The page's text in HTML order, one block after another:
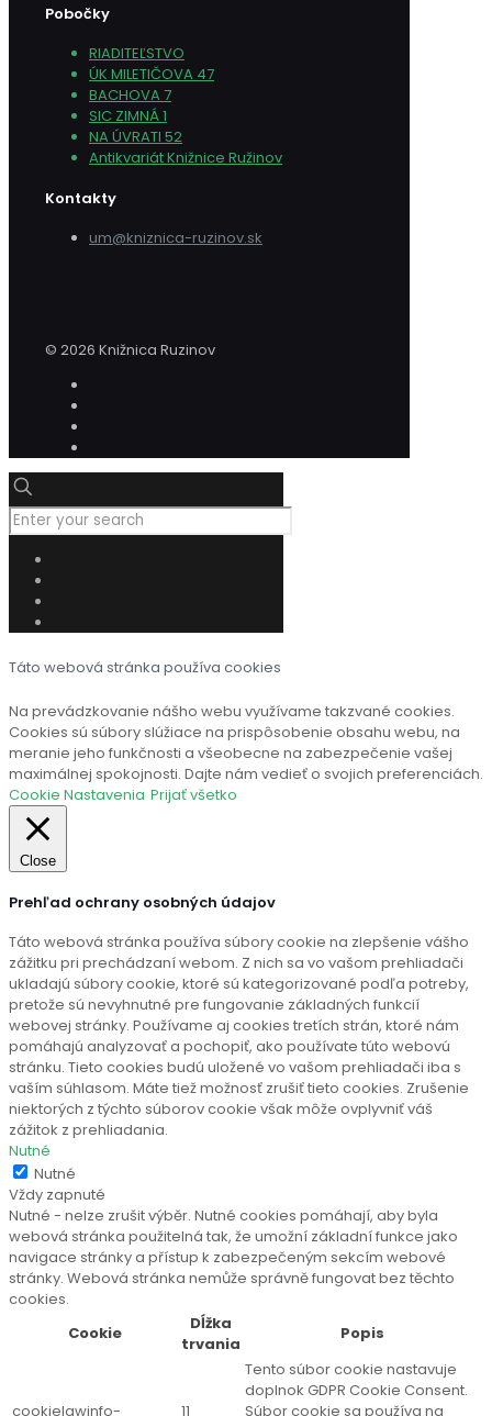
Pobočky
RIADITEĽSTVO
ÚK MILETIČOVA 47
BACHOVA 7
SIC ZIMNÁ 1
NA ÚVRATI 52
Antikvariát Knižnice Ružinov
Kontakty
um@kniznica-ruzinov.sk
© 2026 Knižnica Ruzinov
Táto webová stránka používa cookies
Na prevádzkovanie nášho webu využívame takzvané cookies.
Cookies sú súbory slúžiace na prispôsobenie obsahu webu, na
meranie jeho funkčnosti a všeobecne na zabezpečenie vašej
maximálnej spokojnosti. Dajte nám vedieť o svojich preferenciách.
Cookie Nastavenia Prijať všetko
Close
Prehľad ochrany osobných údajov
Táto webová stránka používa súbory cookie na zlepšenie vášho
zážitku pri prechádzaní webom. Z nich sa vo vašom prehliadači
ukladajú súbory cookie, ktoré sú kategorizované podľa potreby,
pretože sú nevyhnutné pre fungovanie základných funkcií
webovej stránky. Používame aj cookies tretích strán, ktoré nám
pomáhajú analyzovať a pochopiť, ako používate túto webovú
stránku. Tieto cookies budú uložené vo vašom prehliadači iba s
vaším súhlasom. Máte tiež možnosť zrušiť tieto cookies. Zrušenie
niektorých z týchto súborov cookie však môže ovplyvniť váš
zážitok z prehliadania.
Nutné
Nutné
Vždy zapnuté
Nutné - nelze zrušit výběr. Nutné cookies pomáhají, aby byla
webová stránka použitelná tak, že umožní základní funkce jako
navigace stránky a přístup k zabezpečeným sekcím webové
stránky. Webová stránka nemůže správně fungovat bez těchto
cookies.
Cookie
Dĺžka
trvania
Popis
cookielawinfo- 11
Tento súbor cookie nastavuje
doplnok GDPR Cookie Consent.
Súbor cookie sa používa na